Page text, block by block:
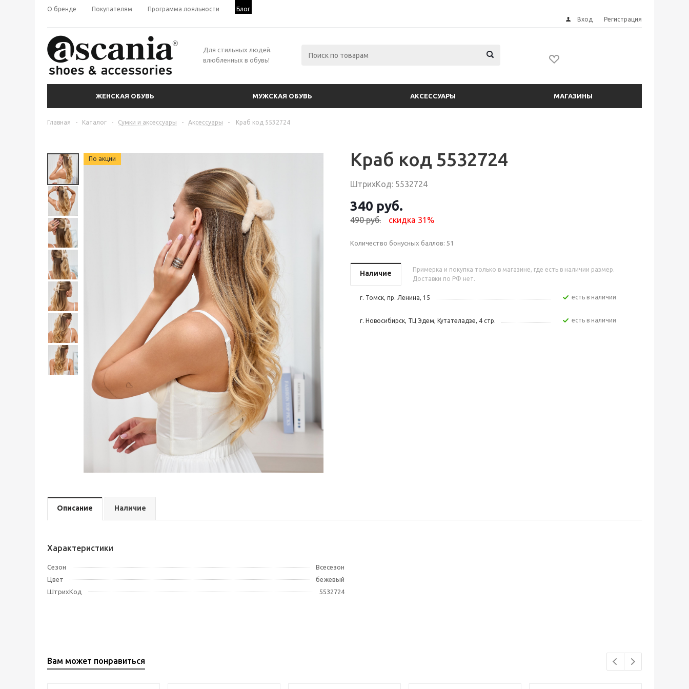
О бренде Покупателям Программа лояльности
Блог
Вход
Регистрация
Для стильных людей.
влюбленных в обувь!
ЖЕНСКАЯ ОБУВЬ МУЖСКАЯ ОБУВЬ АКСЕССУАРЫ МАГАЗИНЫ
Главная - Каталог - Сумки и аксессуары - Аксессуары - Краб код 5532724
По акции Краб код 5532724
ШтрихКод: 5532724
340 руб.
490 руб. скидка 31%
Количество бонусных баллов: 51
Наличие
Примерка и покупка только в магазине, где есть в наличии размер.
Доставки по РФ нет.
г. Томск, пр. Ленина, 15 Есть в наличии
г. Новосибирск, ТЦ Эдем, Кутателадзе, 4 стр. Есть в наличии
Описание Наличие
Характеристики
Сезон
Всесезон
Цвет
бежевый
ШтрихКод
5532724
Вам может понравиться